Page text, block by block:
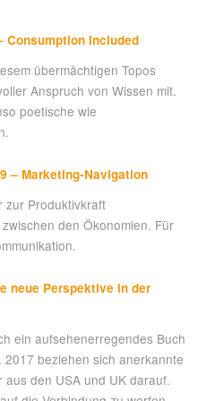
Consumption Included
übermächtigen Topos
Anspruch von Wissen mit.
poetische wie
– Marketing-Navigation
zur Produktivkraft
den Ökonomien. Für
neue Perspektive in der
ein aufsehenerregendes Buch
beziehen sich anerkannte
den USA und UK darauf.